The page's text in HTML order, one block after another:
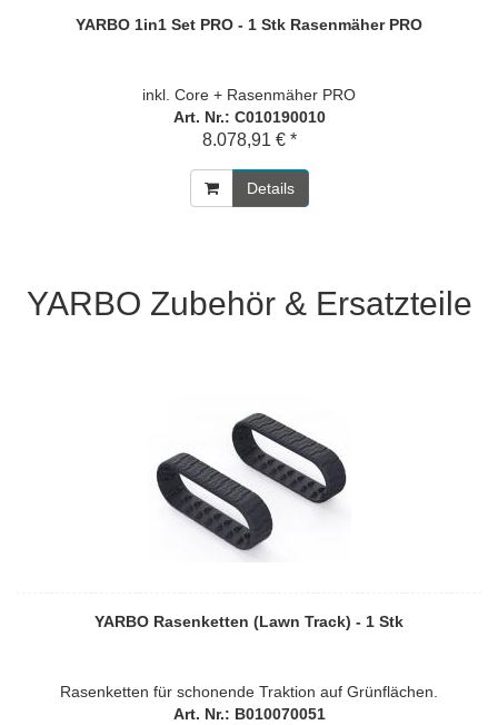
YARBO 1in1 Set PRO - 1 Stk Rasenmäher PRO
inkl. Core + Rasenmäher PRO
Art. Nr.: C010190010
8.078,91 € *
Details
YARBO Zubehör & Ersatzteile
YARBO Rasenketten (Lawn Track) - 1 Stk
Rasenketten für schonende Traktion auf Grünflächen.
Art. Nr.: B010070051